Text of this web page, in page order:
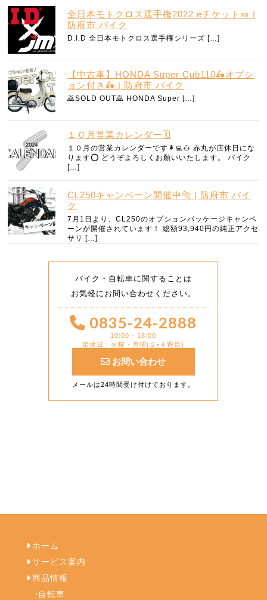
全日本モトクロス選手権2022 eチケット🎫 |
防府市 バイク
D.I.D 全日本モトクロス選手権シリーズ […]
【中古車】HONDA Super Cub110🛵オプシ
ョン付き🛵 | 防府市 バイク
🙇SOLD OUT🙇 HONDA Super […]
１０月営業カレンダー🗓️
１０月の営業カレンダーです👩‍💻🌰 赤丸が店休日にな
ります⭕️ どうぞよろしくお願いいたします。 バイク
[…]
CL250キャンペーン開催中🐅 | 防府市 バイ
ク
7月1日より、CL250のオプションパッケージキャンペ
ーンが開催されています！ 総額93,940円の純正アクセ
サリ […]
バイク・自転車に関することは
お気軽にお問い合わせください。
0835-24-2888
10:00 - 18:00
定休日：火曜・月曜(２•４週目)
お問い合わせ
メールは24時間受け付けております。
ホーム
サービス案内
商品情報
自転車